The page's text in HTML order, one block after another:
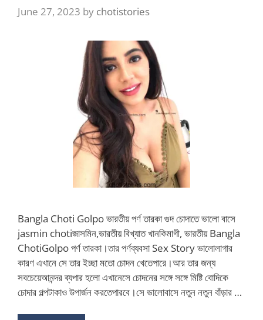
June 27, 2023 by chotistories
Bangla Choti Golpo ভারতীয় পর্ণ তারকা গুদ চোদাতে ভালো বাসে
jasmin chotiজাসমিন,ভারতীয় বিখ্যাত খানকিমাগী, ভারতীয় Bangla
ChotiGolpo পর্ণ তারকা।তার পর্ণব্যবসা Sex Story ভালোলাগার
কারণ এখানে সে তার ইচ্ছা মতো চোদন খেতেপারে।আর তার জন্য
সবচেয়েআনন্দর ব্যপার হলো এখানেসে চোদনের সঙ্গে সঙ্গে মিষ্টি বোদিকে
চোদার গল্পটাকাও উপার্জন করতেপারবে।সে ভালোবাসে নতুন নতুন বাঁড়ার …